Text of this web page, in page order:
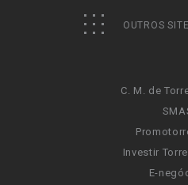
OUTROS
C. M. de
Investir
E-